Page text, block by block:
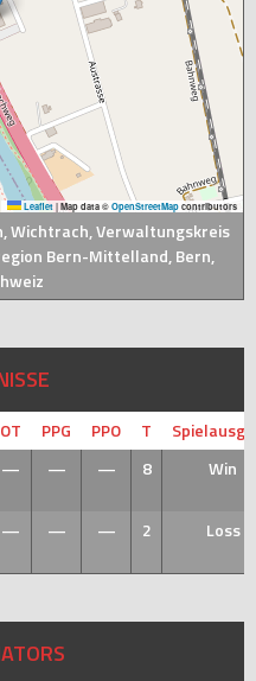
Leaflet | Map data © OpenStreetMap contributors
Wichtrach, Verwaltungskreis
Bern-Mittelland, Bern,
OT PPG PPO T
— — — 8 Win
— — — 2 Loss